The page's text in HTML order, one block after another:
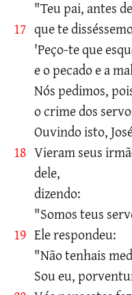
"Teu pai, antes
17 que te
'Peço-te que
e o pecado e a
Nós pedimos,
o crime dos
Ouvindo isto,
18 Vieram seus
dele,
dizendo:
"Somos teus
19 Ele respondeu:
"Não tenhais
Sou eu,